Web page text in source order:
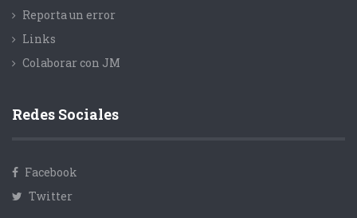
Reporta un error
Links
Colaborar con JM
Redes Sociales
Facebook
Twitter